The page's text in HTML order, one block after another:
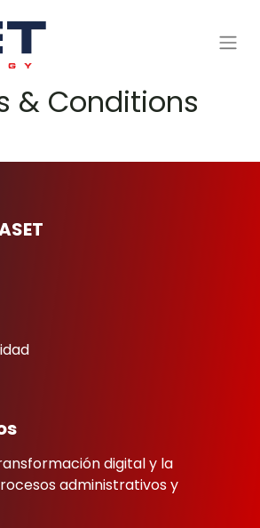
& Conditions
digital y la
administrativos y